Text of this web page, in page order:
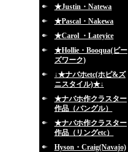
★Justin・Natewa
★Pascal・Nakewa
★Carol ・Lateyice
★Hollie・Booqua(ビー
ズワーク)
↓★ナバホetc(ホピ&ズ
ニスタイル)★↓
★ナバホ作クラスター
作品（バングル）
★ナバホ作クラスター
作品（リングetc）
Hyson・Craig(Navajo)